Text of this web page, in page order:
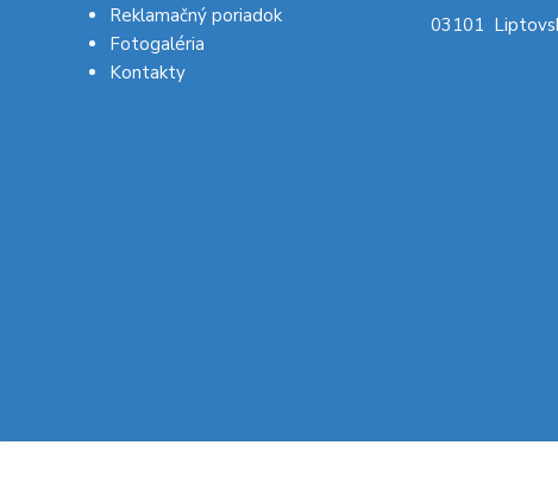
Reklamačný poriadok
Fotogaléria
Kontakty
03101